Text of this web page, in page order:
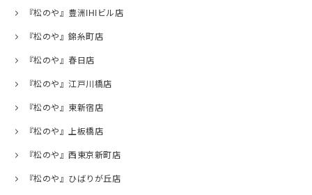
『松のや』豊洲IHIビル店
『松のや』錦糸町店
『松のや』春日店
『松のや』江戸川橋店
『松のや』東新宿店
『松のや』上板橋店
『松のや』西東京新町店
『松のや』ひばりが丘店